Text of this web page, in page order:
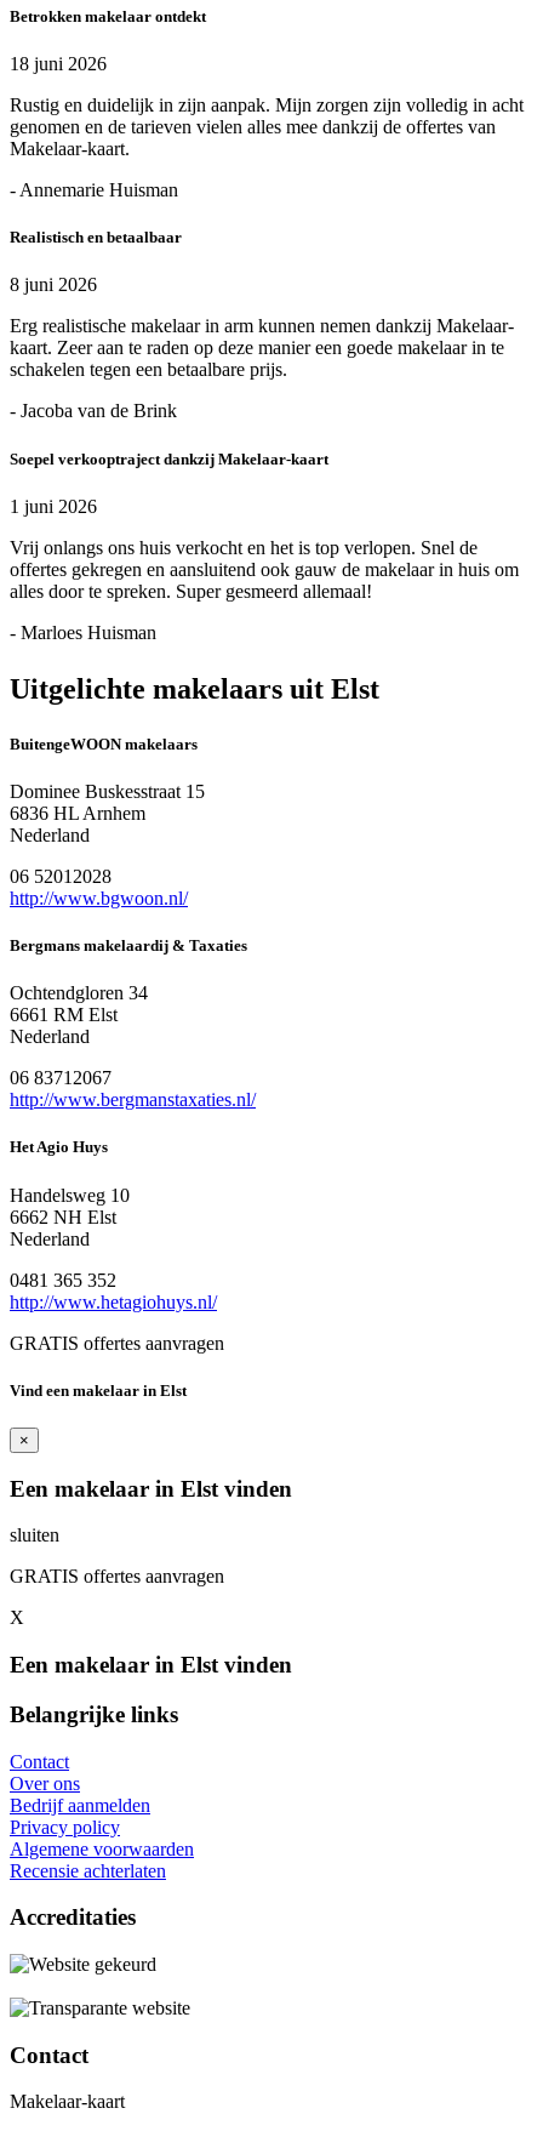
Betrokken makelaar ontdekt
18 juni 2026
Rustig en duidelijk in zijn aanpak. Mijn zorgen zijn volledig in acht
genomen en de tarieven vielen alles mee dankzij de offertes van
Makelaar-kaart.
- Annemarie Huisman
Realistisch en betaalbaar
8 juni 2026
Erg realistische makelaar in arm kunnen nemen dankzij Makelaar-
kaart. Zeer aan te raden op deze manier een goede makelaar in te
schakelen tegen een betaalbare prijs.
- Jacoba van de Brink
Soepel verkooptraject dankzij Makelaar-kaart
1 juni 2026
Vrij onlangs ons huis verkocht en het is top verlopen. Snel de
offertes gekregen en aansluitend ook gauw de makelaar in huis om
alles door te spreken. Super gesmeerd allemaal!
- Marloes Huisman
Uitgelichte makelaars uit Elst
BuitengeWOON makelaars
Dominee Buskesstraat 15
6836 HL Arnhem
Nederland
06 52012028
http://www.bgwoon.nl/
Bergmans makelaardij & Taxaties
Ochtendgloren 34
6661 RM Elst
Nederland
06 83712067
http://www.bergmanstaxaties.nl/
Het Agio Huys
Handelsweg 10
6662 NH Elst
Nederland
0481 365 352
http://www.hetagiohuys.nl/
GRATIS offertes aanvragen
Vind een makelaar in Elst
×
Een makelaar in Elst vinden
sluiten
GRATIS offertes aanvragen
X
Een makelaar in Elst vinden
Belangrijke links
Contact
Over ons
Bedrijf aanmelden
Privacy policy
Algemene voorwaarden
Recensie achterlaten
Accreditaties
Contact
Makelaar-kaart